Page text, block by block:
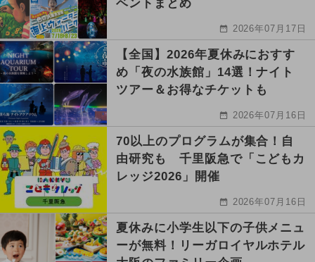
ベントまとめ
2026年07月17日
【全国】2026年夏休みにおすす
め「夜の水族館」14選！ナイト
ツアー＆お得なチケットも
2026年07月16日
70以上のプログラムが集合！自
由研究も 千里阪急で「こどもカ
レッジ2026」開催
2026年07月16日
夏休みに小学生以下の子供メニュ
ーが無料！リーガロイヤルホテル